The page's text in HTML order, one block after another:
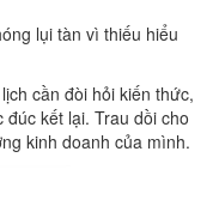
lụi tàn vì thiếu hiểu
cần đòi hỏi kiến thức,
kết lại. Trau dồi cho
kinh doanh của mình.